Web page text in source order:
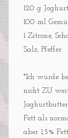
120 g
100 ml
1 Zitrone,
Salz, Pfeffer
*Ich würde
nicht ZU
Fett als
aber 1,5%